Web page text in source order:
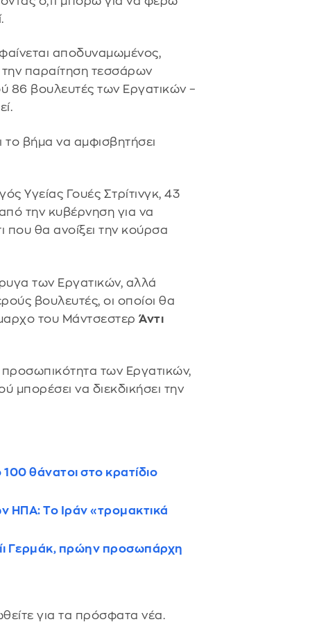
αποδυναμωμένος,
παραίτηση τεσσάρων
86 βουλευτές των Εργατικών –
το βήμα να αμφισβητήσει
Υγείας Γουές Στρίτινγκ, 43
την κυβέρνηση για να
που θα ανοίξει την κούρσα
των Εργατικών, αλλά
βουλευτές, οι οποίοι θα
του ΜάντσεστερΆντι
προσωπικότητα των Εργατικών,
μπορέσει να διεκδικήσει την
θάνατοι στο κρατίδιο
ΗΠΑ: Το Ιράν «τρομακτικά
Γερμάκ, πρώην προσωπάρχη
για τα πρόσφατα νέα.